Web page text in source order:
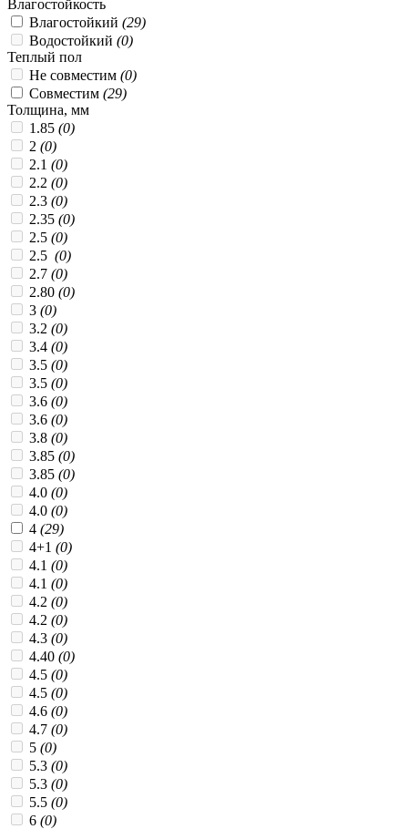
Влагостойкость
Влагостойкий (29)
Водостойкий (0)
Теплый пол
Не совместим (0)
Совместим (29)
Толщина, мм
1.85 (0)
2 (0)
2.1 (0)
2.2 (0)
2.3 (0)
2.35 (0)
2.5 (0)
2.5 (0)
2.7 (0)
2.80 (0)
3 (0)
3.2 (0)
3.4 (0)
3.5 (0)
3.5 (0)
3.6 (0)
3.6 (0)
3.8 (0)
3.85 (0)
3.85 (0)
4.0 (0)
4.0 (0)
4 (29)
4+1 (0)
4.1 (0)
4.1 (0)
4.2 (0)
4.2 (0)
4.3 (0)
4.40 (0)
4.5 (0)
4.5 (0)
4.6 (0)
4.7 (0)
5 (0)
5.3 (0)
5.3 (0)
5.5 (0)
6 (0)